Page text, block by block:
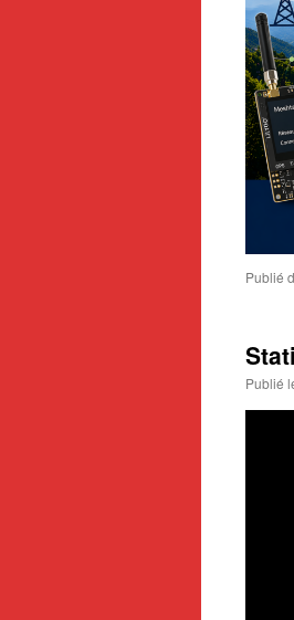
Publié
Publié